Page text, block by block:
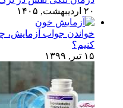
۲۰ اردیبهشت, ۱۴۰۵
خواندن جواب آزمایش،
کنیم؟
۱۵ تیر, ۱۳۹۹